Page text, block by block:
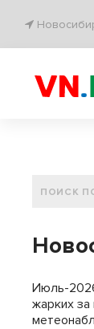
Июль-
жарких за